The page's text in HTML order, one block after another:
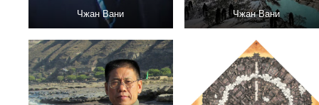
Чжан Вани Чжан Вани